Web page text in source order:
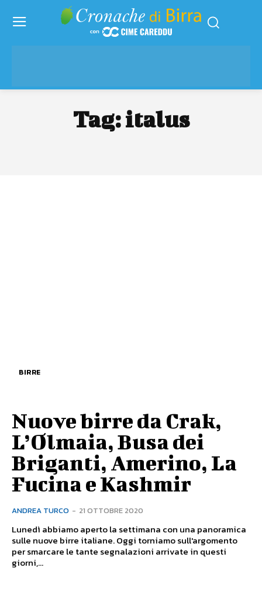
Tag:italus
BIRRE
Nuove birre da Crak,
L’Olmaia, Busa dei
Briganti, Amerino, La
Fucina e Kashmir
ANDREA TURCO - 21 OTTOBRE 2020
Lunedì abbiamo aperto la settimana con una panoramica
sulle nuove birre italiane. Oggi torniamo sull'argomento
per smarcare le tante segnalazioni arrivate in questi
giorni,...